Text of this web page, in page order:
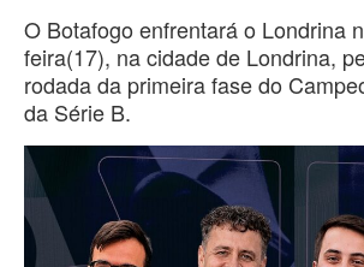
O Botafogo enfrentará o Londrina
feira(17), na cidade de Londrina,
rodada da primeira fase do
da Série B.